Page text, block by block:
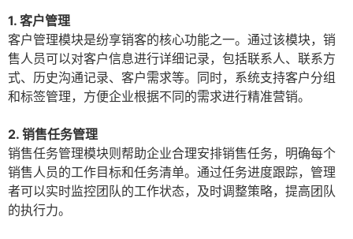
1. 客户管理
客户管理模块是纷享销客的核心功能之一。通过该模块，销
售人员可以对客户信息进行详细记录，包括联系人、联系方
式、历史沟通记录、客户需求等。同时，系统支持客户分组
和标签管理，方便企业根据不同的需求进行精准营销。
2. 销售任务管理
销售任务管理模块则帮助企业合理安排销售任务，明确每个
销售人员的工作目标和任务清单。通过任务进度跟踪，管理
者可以实时监控团队的工作状态，及时调整策略，提高团队
的执行力。